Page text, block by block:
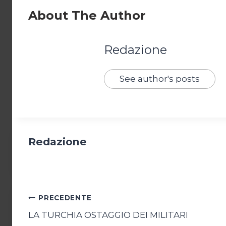
About The Author
Redazione
See author's posts
Redazione
Navigazione
articoli
PRECEDENTE
LA TURCHIA OSTAGGIO DEI MILITARI